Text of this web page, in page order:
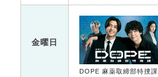
金曜日
DOPE 麻薬取締部特捜課